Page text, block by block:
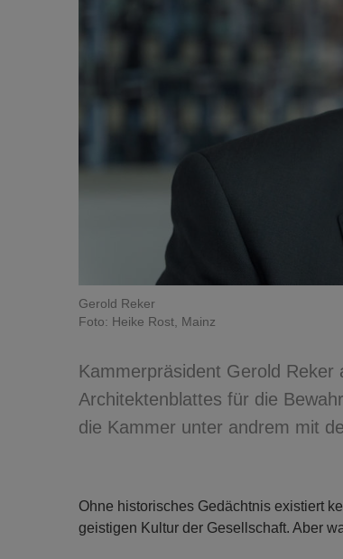
Gerold Reker
Foto: Heike Rost, Mainz
Kammerpräsident Gerold
Architektenblattes für die
die Kammer unter andrem mit
Ohne historisches Gedächtnis existiert
geistigen Kultur der Gesellschaft. Aber